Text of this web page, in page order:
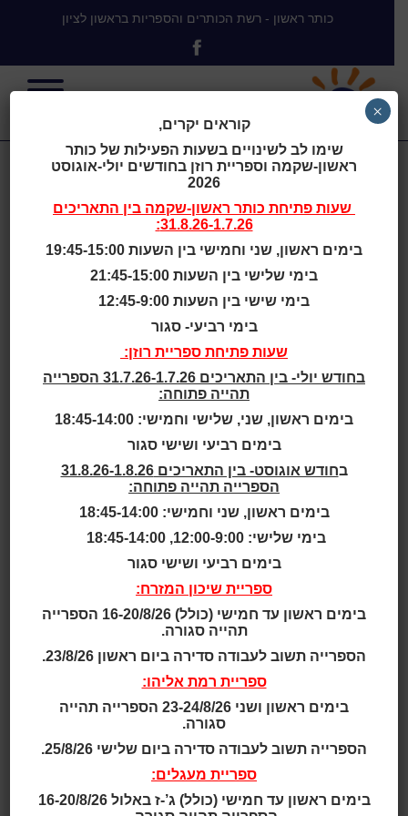
כותר ראשון - רשת הכותרים והספריות בראשון לציון
המכשפה
והחברים
המכשפה והחברים
גילאי 2 - 5
גילאי 3 - 6
גילאי 3 - 7
גילאי 4 - 7
גילאי 4 - 8
תאריך ושעה:
קוראים יקרים,
שימו לב לשינויים בשעות הפעילות של כותר
ראשון-שקמה וספריית רוזן בחודשים יולי-אוגוסט
2026
שעות פתיחת כותר ראשון-שקמה בין התאריכים
31.8.26-1.7.26:
בימים ראשון, שני וחמישי בין השעות 19:45-15:00
בימי שלישי בין השעות 21:45-15:00
בימי שישי בין השעות 12:45-9:00
בימי רביעי- סגור
שעות פתיחת ספריית רוזן:
בחודש יולי- בין התאריכים 31.7.26-1.7.26 הספרייה
תהייה פתוחה:
בימים ראשון, שני, שלישי וחמישי: 18:45-14:00
בימים רביעי ושישי סגור
ב
חודש אוגוסט- בין התאריכים 31.8.26-1.8.26
הספרייה תהייה פתוחה:
בימים ראשון, שני וחמישי: 18:45-14:00
בימי שלישי: 12:00-9:00, 18:45-14:00
בימים רביעי ושישי סגור
ספריית שיכון המזרח:
בימים ראשון עד חמישי (כולל) 16-20/8/26 הספרייה
תהייה סגורה.
הספרייה תשוב לעבודה סדירה ביום ראשון 23/8/26.
ספריית רמת אליהו:
בימים ראשון ושני 23-24/8/26 הספרייה תהייה
סגורה.
הספרייה תשוב לעבודה סדירה ביום שלישי 25/8/26.
ספריית מעגלים:
בימים ראשון עד חמישי (כולל) ג’-ז באלול 16-20/8/26
×